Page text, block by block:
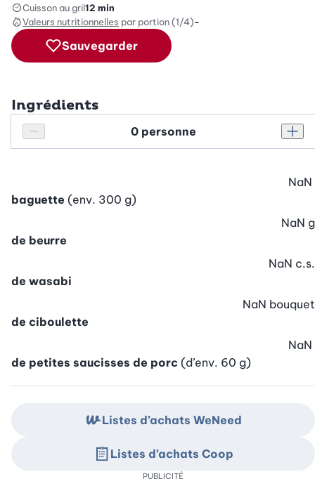
Cuisson au gril12 min
Valeurs nutritionnelles par portion (1/4)-
Sauvegarder
Ingrédients
Réduire le nombre de personnes
Personnes
baguette (env. 300 g)
NaN
de beurre
NaN g
de wasabi
NaN c.s.
de ciboulette
NaN bouquet
de petites saucisses de porc (d’env. 60 g)
NaN
Listes d’achats WeNeed
Listes d’achats Coop
PUBLICITÉ